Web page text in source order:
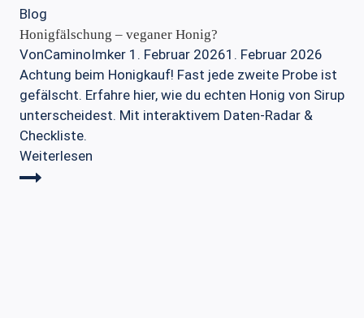
Blog
Honigfälschung – veganer Honig?
VonCaminoImker 1. Februar 20261. Februar 2026
Achtung beim Honigkauf! Fast jede zweite Probe ist
gefälscht. Erfahre hier, wie du echten Honig von Sirup
unterscheidest. Mit interaktivem Daten-Radar &
Checkliste.
Weiterlesen